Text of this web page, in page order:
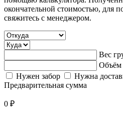
окончательной стоимостью, для
свяжитесь с менеджером.
Вес
Объём
Нужен забор
Нужна
Предварительная сумма
0 ₽